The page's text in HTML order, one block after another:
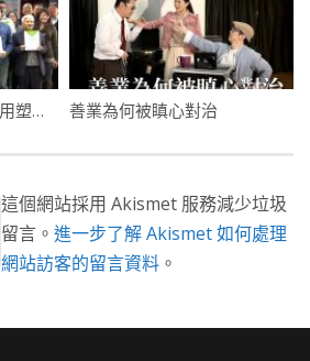
海廢平臺目標確定，禁用塑膠吸管拯救海洋生命 善業為何被瞋心對治
這個網站採用 Akismet 服務減少垃圾
留言。 進一步了解 Akismet 如何處理
網站訪客的留言資料 。